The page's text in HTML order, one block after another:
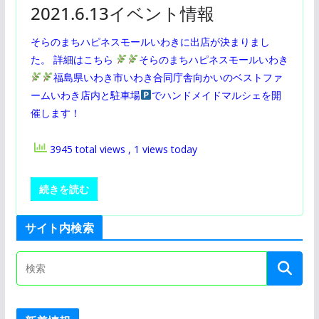
2021.6.13イベント情報
そらのまちハピネスモールいわきに出店が決まりまし
た。 詳細はこちら
そらのまちハピネスモールいわき
福島県いわき市いわき合同庁舎向かいのベストファ
ームいわき店内と駐車場
でハンドメイドマルシェを開
催します！
3945 total views , 1 views today
続きを読む
サイト内検索